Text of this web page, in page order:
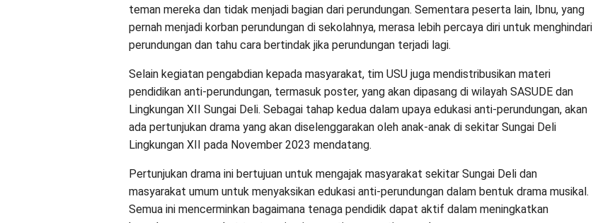
teman mereka dan tidak menjadi bagian dari perundungan. Sementara peserta lain, Ibnu, yang
pernah menjadi korban perundungan di sekolahnya, merasa lebih percaya diri untuk menghindari
perundungan dan tahu cara bertindak jika perundungan terjadi lagi.
Selain kegiatan pengabdian kepada masyarakat, tim USU juga mendistribusikan materi
pendidikan anti-perundungan, termasuk poster, yang akan dipasang di wilayah SASUDE dan
Lingkungan XII Sungai Deli. Sebagai tahap kedua dalam upaya edukasi anti-perundungan, akan
ada pertunjukan drama yang akan diselenggarakan oleh anak-anak di sekitar Sungai Deli
Lingkungan XII pada November 2023 mendatang.
Pertunjukan drama ini bertujuan untuk mengajak masyarakat sekitar Sungai Deli dan
masyarakat umum untuk menyaksikan edukasi anti-perundungan dalam bentuk drama musikal.
Semua ini mencerminkan bagaimana tenaga pendidik dapat aktif dalam meningkatkan